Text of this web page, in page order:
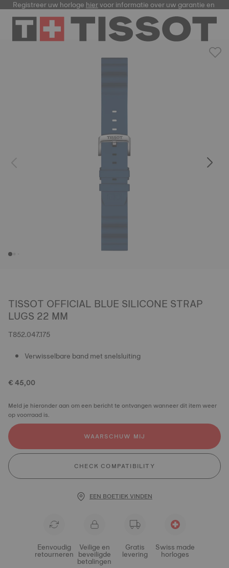
Registreer uw horlogehiervoor informatie over uw garantie en
TISSOT OFFICIAL BLUE SILICONE STRAP
LUGS 22 MM
T852.047.175
Verwisselbare band met snelsluiting
€ 45,00
Meld je hieronder aan om een bericht te ontvangen wanneer dit item weer
op voorraad is.
WAARSCHUW MIJ
CHECK COMPATIBILITY
EEN BOETIEK VINDEN
Eenvoudig
retourneren
Veilige en
beveiligde
betalingen
Gratis
levering
Swiss made
horloges